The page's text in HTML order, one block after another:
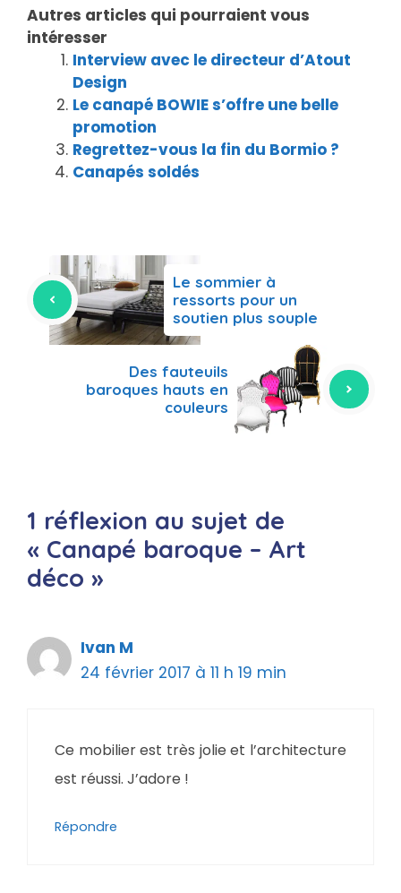
Autres articles qui pourraient vous
intéresser
Interview avec le directeur d’Atout
Design
Le canapé BOWIE s’offre une belle
promotion
Regrettez-vous la fin du Bormio ?
Canapés soldés
Le sommier à
ressorts pour un
soutien plus souple
Des fauteuils
baroques hauts en
couleurs
1 réflexion au sujet de
« Canapé baroque – Art
déco »
Ivan M
24 février 2017 à 11 h 19 min
Ce mobilier est très jolie et l’architecture
est réussi. J’adore !
Répondre